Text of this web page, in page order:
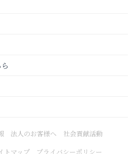
法人のお客様へ
社会貢献活動
トマップ プライバシーポリシー